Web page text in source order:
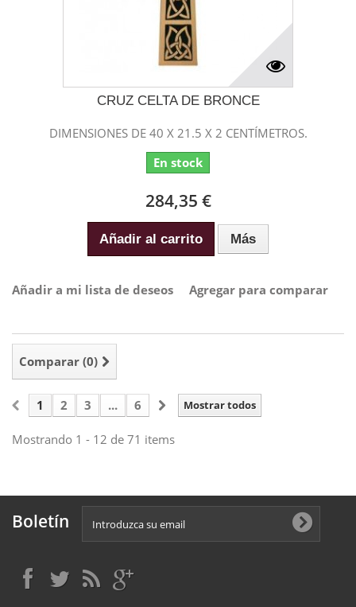
CRUZ CELTA DE BRONCE
DIMENSIONES DE 40 X 21.5 X 2 CENTÍMETROS.
En stock
284,35 €
Añadir al carrito Más
Añadir a mi lista de deseos Agregar para comparar
Comparar (0)
Mostrar todos
1 2 3 ... 6
Mostrando 1 - 12 de 71 items
Boletín